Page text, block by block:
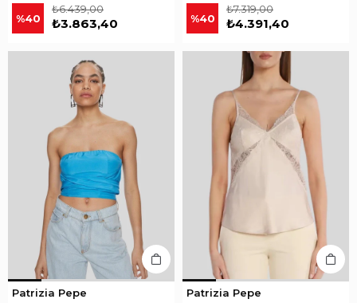
%40 ₺3.863,40
₺6.439,00
%40 ₺4.391,40
₺7.319,00
Patrizia Pepe Patrizia Pepe